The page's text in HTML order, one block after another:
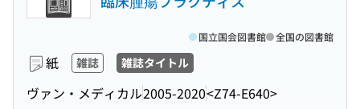
紙 雑誌 雑誌タイトル
ヴァン・メディカル2005-2020<Z74-E640>
国立国会図書館 全国の図書館